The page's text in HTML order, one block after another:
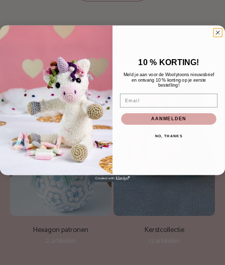
Hexagon patronen Kerstcollectie
10 % KORTING!
Meld je aan voor de Woolytoons nieuwsbrief
en ontvang 10 % korting op je eerste
bestelling!
Email
AANMELDEN
NO, THANKS